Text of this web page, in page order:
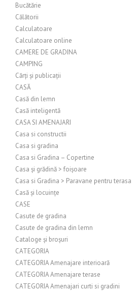
Bucătărie
Călătorii
Calculatoare
Calculatoare online
CAMERE DE GRADINA
CAMPING
Cărți și publicații
CASĂ
Casă din lemn
Casă inteligentă
CASA SI AMENAJARI
Casa si constructii
Casa si gradina
Casa si Gradina – Copertine
Casa și grădină > foișoare
Casa si Gradina > Paravane pentru terasa
Casă și locuințe
CASE
Casute de gradina
Casute de gradina din lemn
Cataloge și broșuri
CATEGORIA
CATEGORIA Amenajare interioară
CATEGORIA Amenajare terase
CATEGORIA Amenajari curti si gradini